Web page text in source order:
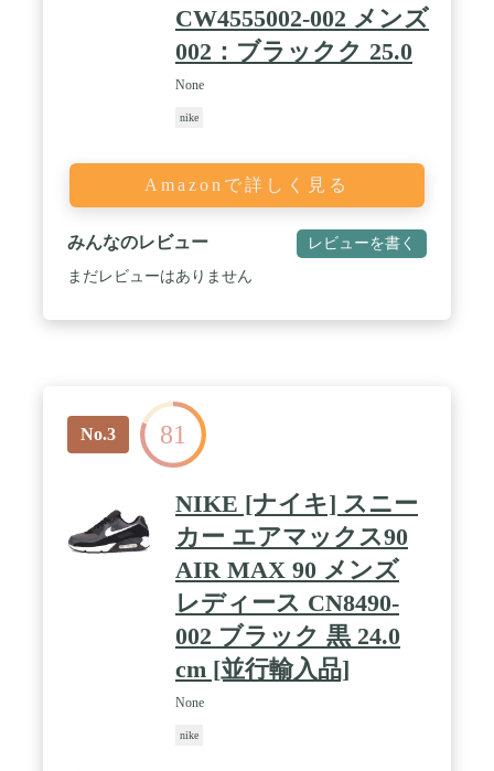
CW4555002-002 メンズ
002：ブラックク 25.0
None
nike
Amazonで詳しく見る
みんなのレビュー レビューを書く
まだレビューはありません
No.3 81
NIKE [ナイキ] スニー
カー エアマックス90
AIR MAX 90 メンズ
レディース CN8490-
002 ブラック 黒 24.0
cm [並行輸入品]
None
nike